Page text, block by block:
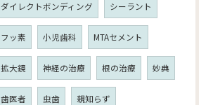
ダイレクトボンディング シーラント
フッ素 小児歯科 MTAセメント
拡大鏡 神経の治療 根の治療 妙典
歯医者 虫歯 親知らず